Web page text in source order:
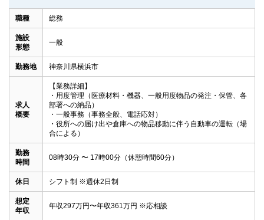
職種 総務
施設
形態
一般
勤務地 神奈川県横浜市
求人
概要
【業務詳細】
・用度管理（医療材料・機器、一般用度物品の発注・保管、各
部署への納品）
・一般事務（事務全般、電話応対）
・役所への届け出や倉庫への物品移動に伴う自動車の運転（場
合による）
勤務
時間
08時30分 〜 17時00分（休憩時間60分）
休日 シフト制 ※週休2日制
想定
年収
年収297万円〜年収361万円 ※応相談